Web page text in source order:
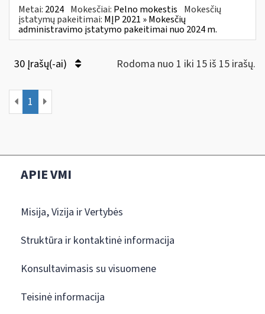
Metai: 2024 Mokesčiai: Pelno mokestis Mokesčių
įstatymų pakeitimai: MĮP 2021 » Mokesčių
administravimo įstatymo pakeitimai nuo 2024 m.
30 Įrašų(-ai) Rodoma nuo 1 iki 15 iš 15 irašų.
1
APIE VMI
Misija, Vizija ir Vertybės
Struktūra ir kontaktinė informacija
Konsultavimasis su visuomene
Teisinė informacija